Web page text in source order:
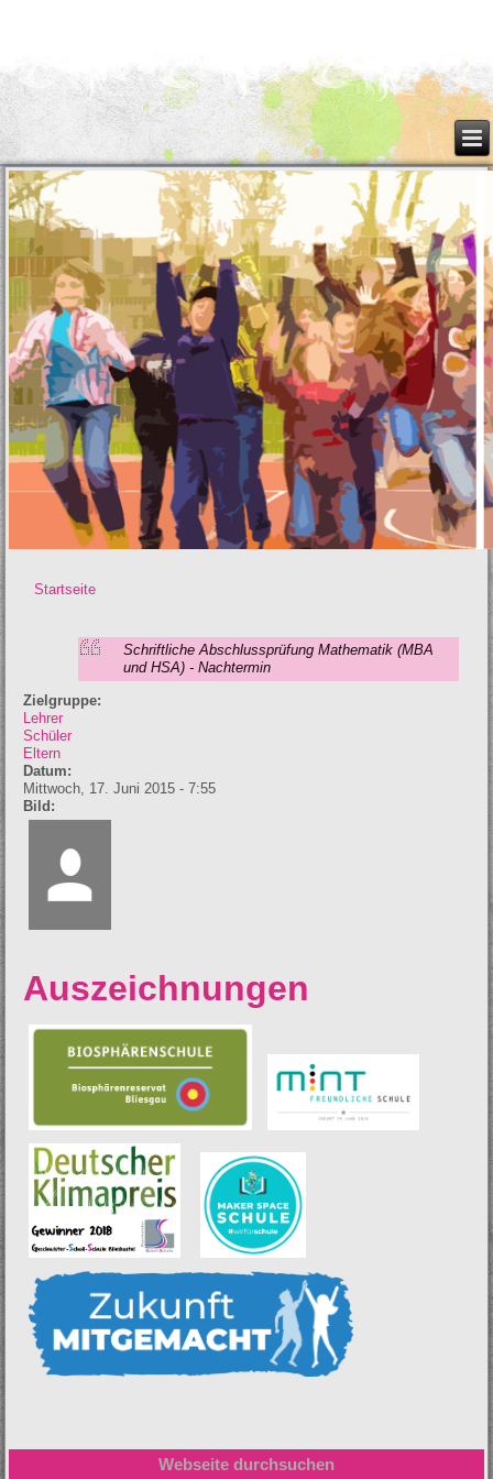
Startseite
Schriftliche Abschlussprüfung Mathematik (MBA
und HSA) - Nachtermin
Zielgruppe:
Lehrer
Schüler
Eltern
Datum:
Mittwoch, 17. Juni 2015 - 7:55
Bild:
Auszeichnungen
Webseite durchsuchen